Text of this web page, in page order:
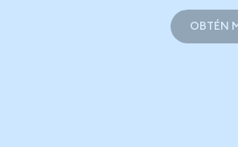
OBTÉN